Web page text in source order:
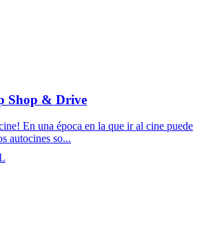
Shop & Drive
En una época en la que ir al cine puede
autocines so...